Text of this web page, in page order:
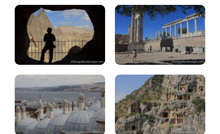
Estambul:
top.20
Costa
Turquesa,
Licia
Efeso
Pamukkale
Hierápolis